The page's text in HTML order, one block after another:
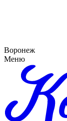
Воронеж
Меню